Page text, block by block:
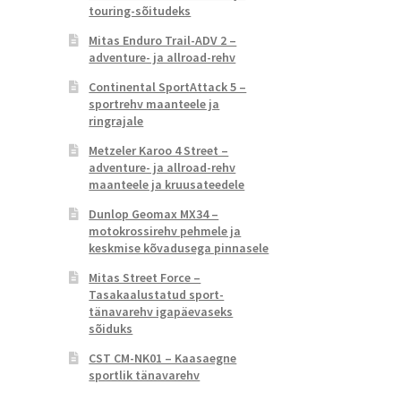
touring-sõitudeks
Mitas Enduro Trail-ADV 2 –
adventure- ja allroad-rehv
Continental SportAttack 5 –
sportrehv maanteele ja
ringrajale
Metzeler Karoo 4 Street –
adventure- ja allroad-rehv
maanteele ja kruusateedele
Dunlop Geomax MX34 –
motokrossirehv pehmele ja
keskmise kõvadusega pinnasele
Mitas Street Force –
Tasakaalustatud sport-
tänavarehv igapäevaseks
sõiduks
CST CM-NK01 – Kaasaegne
sportlik tänavarehv